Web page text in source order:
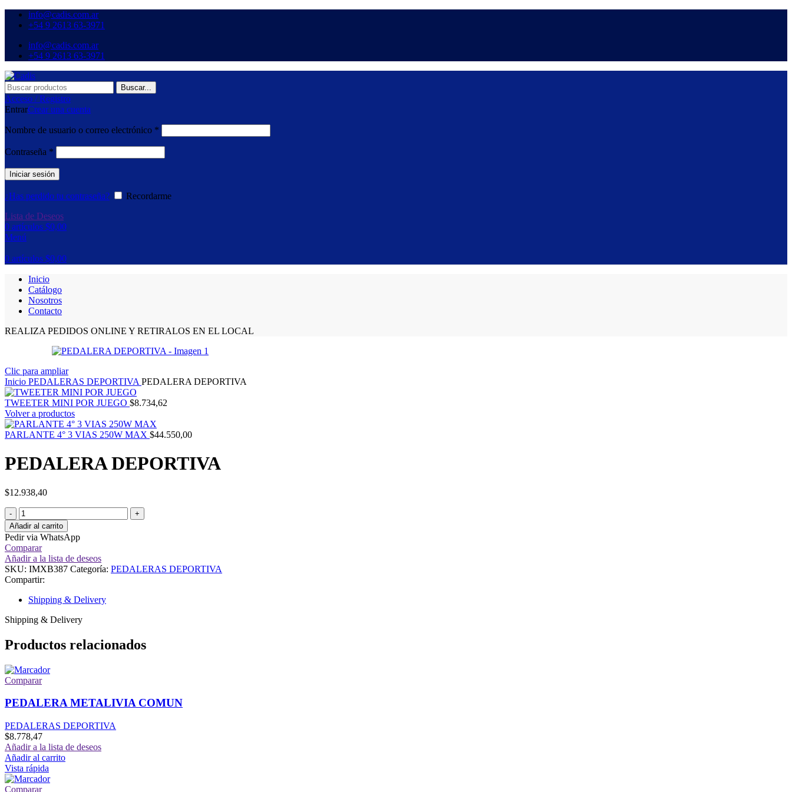
info@cadis.com.ar
‪+54 9 2613 63‑3971‬
info@cadis.com.ar
‪+54 9 2613 63‑3971‬
Buscar...
Acceso / Registro
EntrarCrear una cuenta
Nombre de usuario o correo electrónico *
Contraseña *
Iniciar sesión
¿Has perdido tu contraseña?
Recordarme
Lista de Deseos
0 artículos $0,00
Menú
0 artículos $0,00
Inicio
Catálogo
Nosotros
Contacto
REALIZA PEDIDOS ONLINE Y RETIRALOS EN EL LOCAL
Clic para ampliar
Inicio PEDALERAS DEPORTIVA PEDALERA DEPORTIVA
TWEETER MINI POR JUEGO $8.734,62
Volver a productos
PARLANTE 4° 3 VIAS 250W MAX $44.550,00
PEDALERA DEPORTIVA
$12.938,40
Añadir al carrito
Pedir via WhatsApp
Comparar
Añadir a la lista de deseos
SKU: IMXB387 Categoría: PEDALERAS DEPORTIVA
Compartir:
Shipping & Delivery
Shipping & Delivery
Productos relacionados
Comparar
PEDALERA METALIVIA COMUN
PEDALERAS DEPORTIVA
$8.778,47
Añadir a la lista de deseos
Añadir al carrito
Vista rápida
Comparar